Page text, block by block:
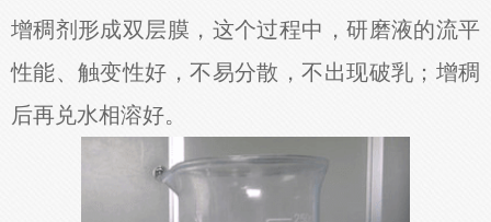
增稠剂形成双层膜，这个过程中，研磨液的流平
性能、触变性好，不易分散，不出现破乳；增稠
后再兑水相溶好。